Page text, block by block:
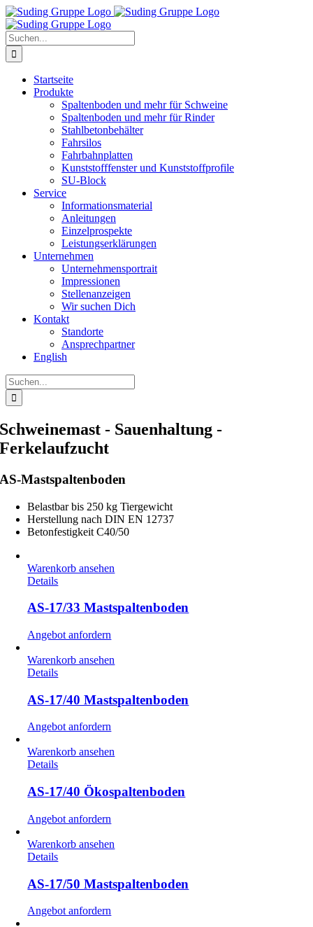
Zum
Inhalt
springen
Suche
nach:
Startseite
Produkte
Spaltenboden und mehr für Schweine
Spaltenboden und mehr für Rinder
Stahlbetonbehälter
Fahrsilos
Fahrbahnplatten
Kunststofffenster und Kunststoffprofile
SU-Block
Service
Informationsmaterial
Anleitungen
Einzelprospekte
Leistungserklärungen
Unternehmen
Unternehmensportrait
Impressionen
Stellenanzeigen
Wir suchen Dich
Kontakt
Standorte
Ansprechpartner
English
Suche
nach:
Schweinemast - Sauenhaltung -
Ferkelaufzucht
AS-Mastspaltenboden
Belastbar bis 250 kg Tiergewicht
Herstellung nach DIN EN 12737
Betonfestigkeit C40/50
Warenkorb ansehen
Details
AS-17/33 Mastspaltenboden
Angebot anfordern
Warenkorb ansehen
Details
AS-17/40 Mastspaltenboden
Angebot anfordern
Warenkorb ansehen
Details
AS-17/40 Ökospaltenboden
Angebot anfordern
Warenkorb ansehen
Details
AS-17/50 Mastspaltenboden
Angebot anfordern